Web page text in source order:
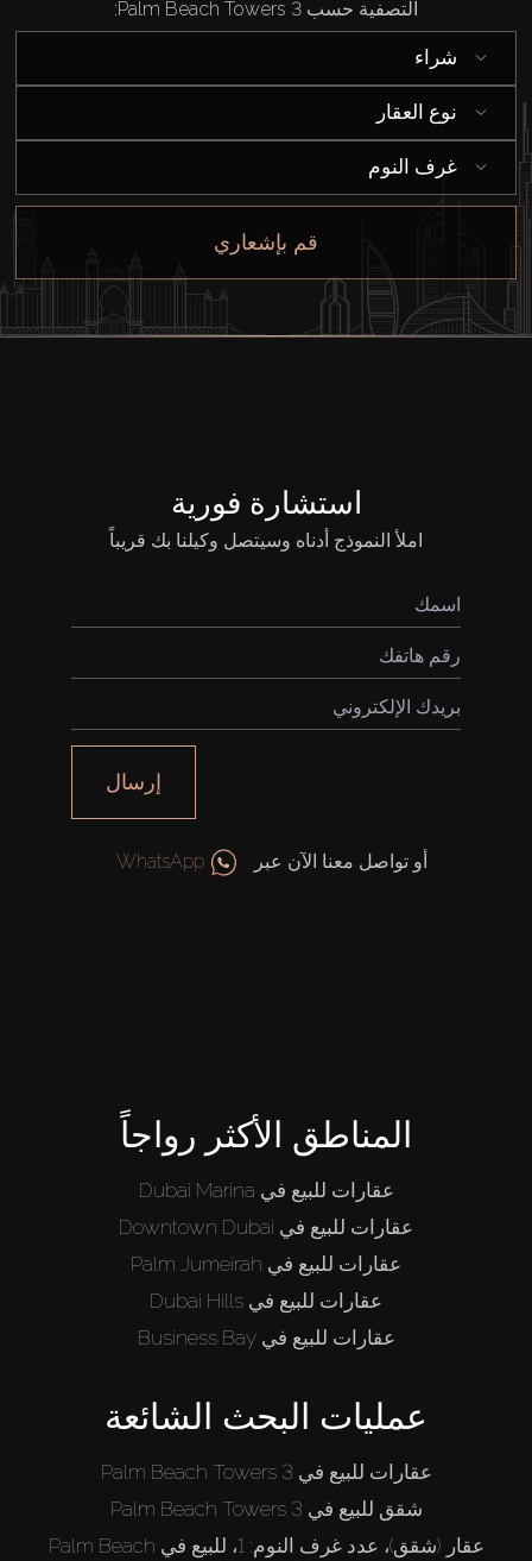
إيجار
التصفية حسب Palm Beach Towers 3:
شراء
نوع العقار
غرف النوم
قم بإشعاري
استشارة فورية
املأ النموذج أدناه وسيتصل وكيلنا بك قريباً
إرسال
أو تواصل معنا الآن عبر WhatsApp
المناطق الأكثر رواجاً
عقارات للبيع في Dubai Marina
عقارات للبيع في Downtown Dubai
عقارات للبيع في Palm Jumeirah
عقارات للبيع في Dubai Hills
عقارات للبيع في Business Bay
عمليات البحث الشائعة
عقارات للبيع في Palm Beach Towers 3
شقق للبيع في Palm Beach Towers 3
عقار (شقق)، عدد غرف النوم: 1، للبيع في Palm Beach